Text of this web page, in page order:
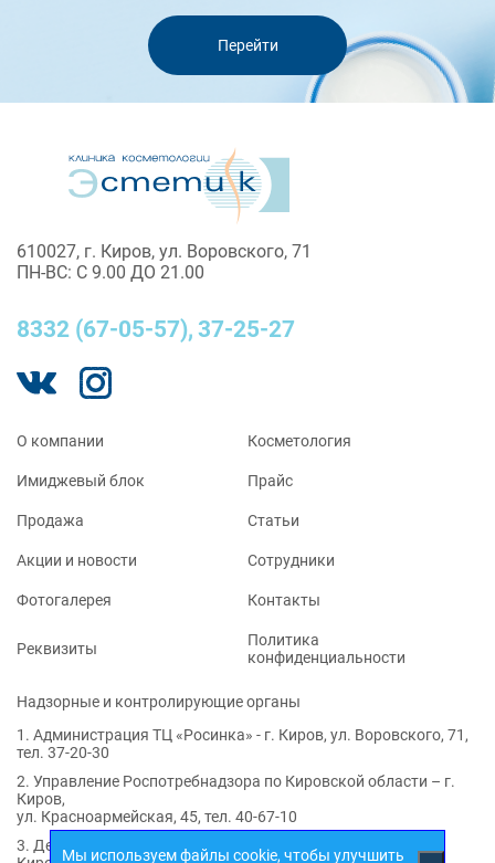
Перейти
Мы используем файлы cookie, чтобы улучшить
610027, г. Киров, ул. Воровского, 71
ПН-ВС: С 9.00 ДО 21.00
8332 (67-05-57), 37-25-27
O компании Косметология
Имиджевый блок Прайс
Продажа Статьи
Акции и новости Сотрудники
Фотогалерея Контакты
Реквизиты
Политика
конфиденциальности
Надзорные и контролирующие органы
1. Администрация ТЦ «Росинка» - г. Киров, ул. Воровского, 71,
тел. 37-20-30
2. Управление Роспотребнадзора по Кировской области – г.
Киров,
ул. Красноармейская, 45, тел. 40-67-10
3. Департамент здравоохранения Кировской области – г.